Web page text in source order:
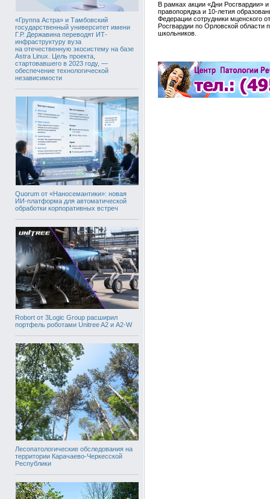
«Группа Астра» и Тамбовский
государственный университет имени
Г.Р. Державина переводят ИТ-
инфраструктуру вуза
на отечественную экосистему на базе
Astra Linux. Цель проекта,
стартовавшего в 2023 году, —
обеспечение технологической
независимости
Quorum от «Наносемантики»: новая
ИИ-платформа для автоматической
обработки корпоративных встреч
Robort от 3Logic Group расширил
портфель роботами Unitree A2 и A2-W
Лесопатологические обследования на
территории Карачаево-Черкесской
Республики
В рамках акции «Дни Росгвардии»
правопорядка и 10-летия
Федерации сотрудники мценского
Росгвардии по Орловской
школьников.